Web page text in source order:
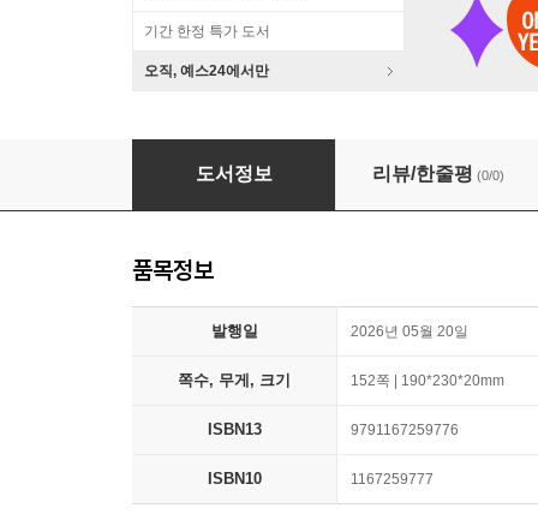
기간 한정 특가 도서
오직, 예스24에서만
유아 공감능력 향상 프로그램
도서정보 리뷰/한줄평 (0/0)
품목정보
발행일 2026년 05월 20일
쪽수, 무게, 크기 152쪽 | 190*230*20mm
ISBN13 9791167259776
ISBN10 1167259777